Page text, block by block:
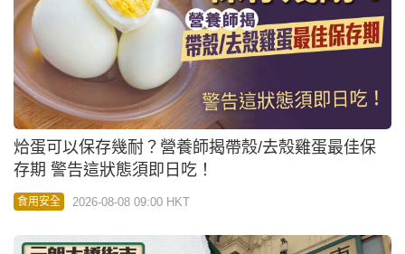
烚蛋可以保存幾耐？營養師揭帶殼/去殼雞蛋最佳保
存期 警告這狀態須即日吃！
食用安全 2026-08-08 09:00 HKT